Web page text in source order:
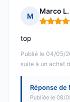
M
Marco L.
Note : 5
Publié le 04/05/
suite à un achat
top
Réponse de
Publiée le 08/